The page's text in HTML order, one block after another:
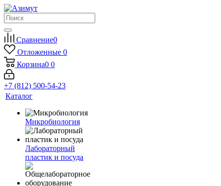
Сравнение0
Отложенные 0
Корзина0 0
+7 (812) 500-54-23
Каталог
Микробиология
Лабораторный
пластик и посуда